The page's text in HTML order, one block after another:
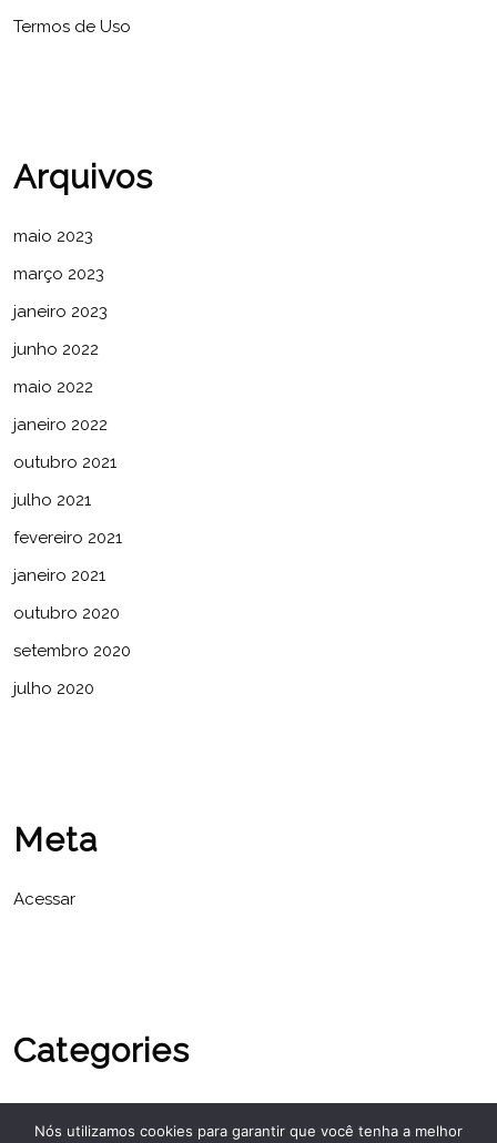
Termos de Uso
Arquivos
maio 2023
março 2023
janeiro 2023
junho 2022
maio 2022
janeiro 2022
outubro 2021
julho 2021
fevereiro 2021
janeiro 2021
outubro 2020
setembro 2020
julho 2020
Meta
Acessar
Categories
Sem categoria
Nós utilizamos cookies para garantir que você tenha a melhor